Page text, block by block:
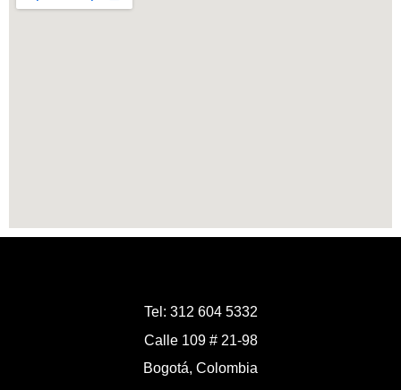
Tel: 312 604 5332
Calle 109 # 21-98
Bogotá, Colombia